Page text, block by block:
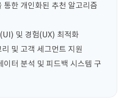
통한 개인화된 추천 알고리즘
및 경험(UX) 최적화
및 고객 세그먼트 지원
이터 분석 및 피드백 시스템 구